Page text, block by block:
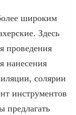
широким
Здесь
проведения
нанесения
солярии
инструментов
предлагать